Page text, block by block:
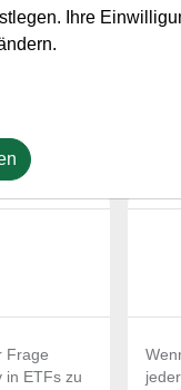
Frage
in ETFs zu
Ihre